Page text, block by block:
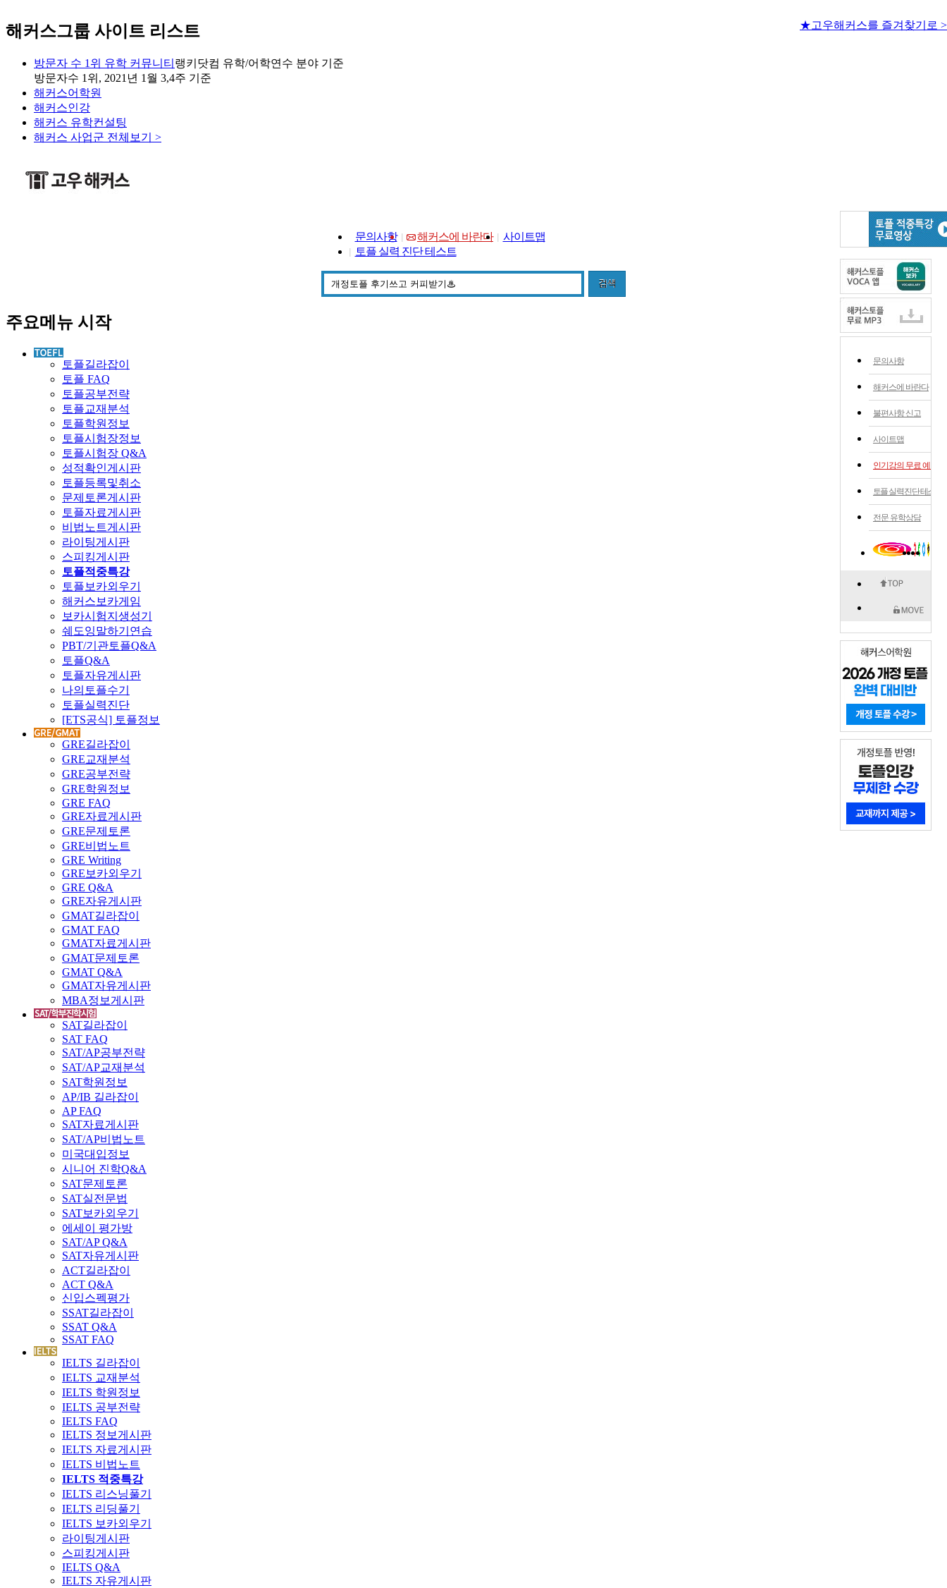
해커스그룹 사이트 리스트
방문자 수 1위 유학 커뮤니티 랭키닷컴 유학/어학연수 분야 기준
방문자수 1위, 2021년 1월 3,4주 기준
해커스어학원
해커스인강
해커스 유학컨설팅
해커스 사업군 전체보기 >
문의사항 해커스에 바란다
사이트맵
토플 실력 진단 테스트
★고우해커스를 즐겨찾기로 >
검색
주요메뉴 시작
토플길라잡이
토플 FAQ
토플공부전략
토플교재분석
토플학원정보
토플시험장정보
토플시험장 Q&A
성적확인게시판
토플등록및취소
문제토론게시판
토플자료게시판
비법노트게시판
라이팅게시판
스피킹게시판
토플적중특강
토플보카외우기
해커스보카게임
보카시험지생성기
쉐도잉말하기연습
PBT/기관토플Q&A
토플Q&A
토플자유게시판
나의토플수기
토플실력진단
[ETS공식] 토플정보
GRE길라잡이
GRE교재분석
GRE공부전략
GRE학원정보
GRE FAQ
GRE자료게시판
GRE문제토론
GRE비법노트
GRE Writing
GRE보카외우기
GRE Q&A
GRE자유게시판
GMAT길라잡이
GMAT FAQ
GMAT자료게시판
GMAT문제토론
GMAT Q&A
GMAT자유게시판
MBA정보게시판
SAT길라잡이
SAT FAQ
SAT/AP공부전략
SAT/AP교재분석
SAT학원정보
AP/IB 길라잡이
AP FAQ
SAT자료게시판
SAT/AP비법노트
미국대입정보
시니어 진학Q&A
SAT문제토론
SAT실전문법
SAT보카외우기
에세이 평가방
SAT/AP Q&A
SAT자유게시판
ACT길라잡이
ACT Q&A
신입스펙평가
SSAT길라잡이
SSAT Q&A
SSAT FAQ
IELTS 길라잡이
IELTS 교재분석
IELTS 학원정보
IELTS 공부전략
IELTS FAQ
IELTS 정보게시판
IELTS 자료게시판
IELTS 비법노트
IELTS 적중특강
IELTS 리스닝풀기
IELTS 리딩풀기
IELTS 보카외우기
라이팅게시판
스피킹게시판
IELTS Q&A
IELTS 자유게시판
문의사항
해커스에 바란다
불편사항 신고
사이트맵
인기강의 무료 예약
토플 실력 진단 테스트
전문 유학상담